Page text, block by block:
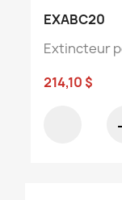
EXABC20
Extincteur
214,10 $